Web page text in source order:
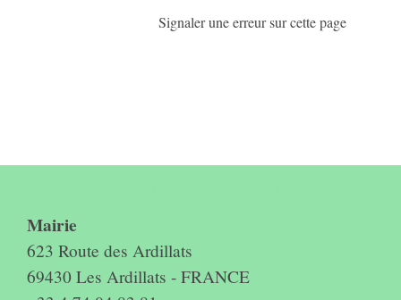
Signaler une erreur sur cette page
Mairie
623 Route des Ardillats
69430 Les Ardillats - FRANCE